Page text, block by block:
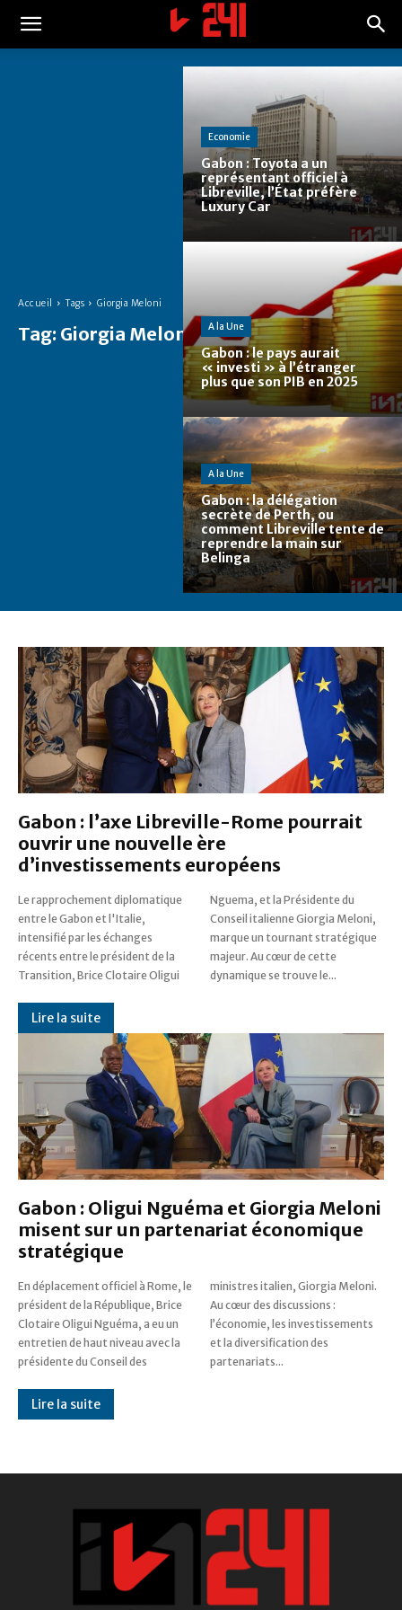
Accueil Tags Giorgia Meloni
Tag: Giorgia Meloni
Economie
Gabon : Toyota a un
représentant officiel à
Libreville, l’État préfère
Luxury Car
A la Une
Gabon : le pays aurait
« investi » à l’étranger
plus que son PIB en 2025
A la Une
Gabon : la délégation
secrète de Perth, ou
comment Libreville tente de
reprendre la main sur
Belinga
​Gabon : l’axe Libreville-Rome pourrait
ouvrir une nouvelle ère
d’investissements européens
​Le rapprochement diplomatique
entre le Gabon et l'Italie,
intensifié par les échanges
récents entre le président de la
Transition, Brice Clotaire Oligui
Nguema, et la Présidente du
Conseil italienne Giorgia Meloni,
marque un tournant stratégique
majeur. Au cœur de cette
dynamique se trouve le...
Lire la suite
Gabon : Oligui Nguéma et Giorgia Meloni
misent sur un partenariat économique
stratégique
En déplacement officiel à Rome, le
président de la République, Brice
Clotaire Oligui Nguéma, a eu un
entretien de haut niveau avec la
présidente du Conseil des
ministres italien, Giorgia Meloni.
Au cœur des discussions :
l’économie, les investissements
et la diversification des
partenariats...
Lire la suite